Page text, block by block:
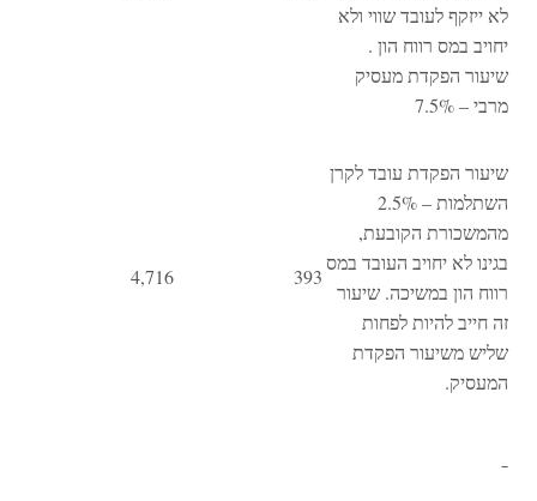
לא ייזקף לעובד שווי ולא
יחויב במס רווח הון .
שיעור הפקדת מעסיק
מרבי – 7.5%
שיעור הפקדת עובד לקרן
השתלמות – 2.5%
מהמשכורת הקובעת,
בגינו לא יחויב העובד במס
רווח הון במשיכה. שיעור
זה חייב להיות לפחות
שליש משיעור הפקדת
המעסיק.
393
4,716